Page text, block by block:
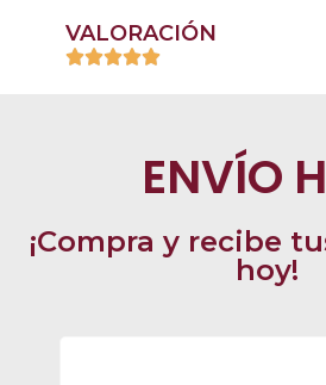
VALORACIÓN
ENVÍO
¡Compra y recibe
hoy!